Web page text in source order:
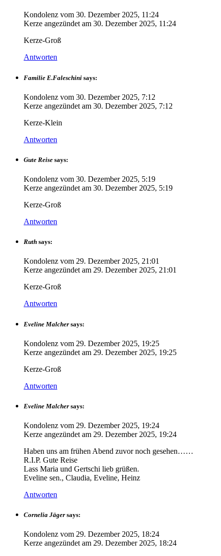
Kondolenz vom 30. Dezember 2025, 11:24
Kerze angezündet am 30. Dezember 2025, 11:24
Kerze-Groß
Antworten
Familie E.Faleschini says:
Kondolenz vom 30. Dezember 2025, 7:12
Kerze angezündet am 30. Dezember 2025, 7:12
Kerze-Klein
Antworten
Gute Reise says:
Kondolenz vom 30. Dezember 2025, 5:19
Kerze angezündet am 30. Dezember 2025, 5:19
Kerze-Groß
Antworten
Ruth says:
Kondolenz vom 29. Dezember 2025, 21:01
Kerze angezündet am 29. Dezember 2025, 21:01
Kerze-Groß
Antworten
Eveline Malcher says:
Kondolenz vom 29. Dezember 2025, 19:25
Kerze angezündet am 29. Dezember 2025, 19:25
Kerze-Groß
Antworten
Eveline Malcher says:
Kondolenz vom 29. Dezember 2025, 19:24
Kerze angezündet am 29. Dezember 2025, 19:24
Haben uns am frühen Abend zuvor noch gesehen……
R.I.P. Gute Reise
Lass Maria und Gertschi lieb grüßen.
Eveline sen., Claudia, Eveline, Heinz
Antworten
Cornelia Jäger says:
Kondolenz vom 29. Dezember 2025, 18:24
Kerze angezündet am 29. Dezember 2025, 18:24